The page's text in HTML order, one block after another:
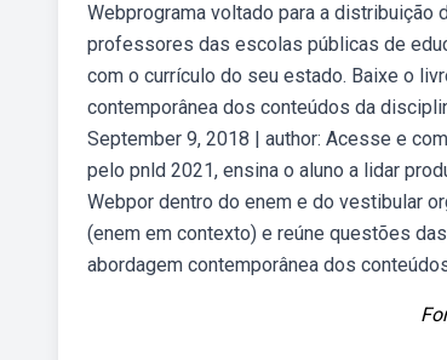
Webprograma voltado para a
professores das escolas públicas de
com o currículo do seu estado. Baixe o
contemporânea dos conteúdos da
September 9, 2018 | author: Acesse e
pelo pnld 2021, ensina o aluno a lidar
Webpor dentro do enem e do vestibular
(enem em contexto) e reúne questões
abordagem contemporânea dos